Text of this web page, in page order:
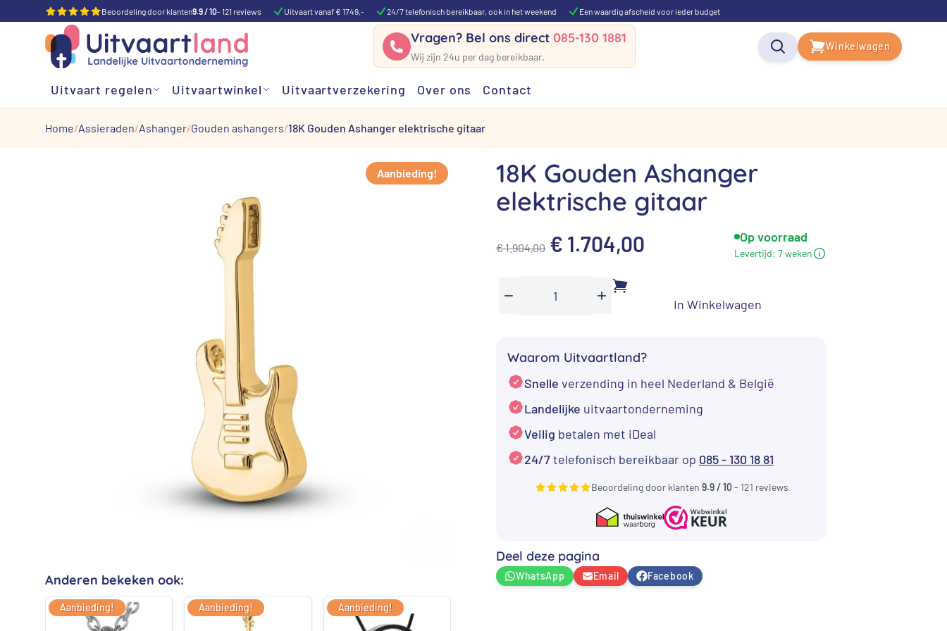
Beoordeling door klanten9.9 / 10- 121 reviews Uitvaart vanaf € 1749,- 24/7 telefonisch bereikbaar, ook in het weekend Een waardig afscheid voor ieder budget
Vragen? Bel ons direct085-130 1881
Wij zijn 24u per dag bereikbaar.
Winkelwagen
Uitvaart regelen Uitvaartwinkel Uitvaartverzekering Over ons Contact
Home Assieraden Ashanger Gouden ashangers 18K Gouden Ashanger elektrische gitaar
Aanbieding!
Anderen bekeken ook:
Aanbieding! Aanbieding! Aanbieding!
18K Gouden Ashanger
elektrische gitaar
€1.904,00 Oorspronkelijke
was:
€ 1.704,00Huidige
€ 1.704,00.
Op voorraad
Levertijd: 7 weken
elektrische
gitaar
aantal
In Winkelwagen
Waarom Uitvaartland?
Snelle verzending in heel Nederland & België
Landelijke uitvaartonderneming
Veilig betalen met iDeal
24/7telefonisch bereikbaar op 085 - 130 18 81
Beoordeling door klanten 9.9 / 10- 121 reviews
Deel deze pagina
WhatsApp Email Facebook